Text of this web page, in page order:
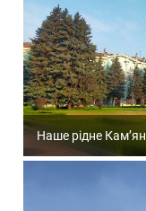
Наше рідне